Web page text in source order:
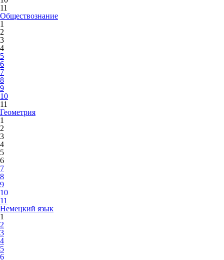
11
Обществознание
1
2
3
4
5
6
7
8
9
10
11
Геометрия
1
2
3
4
5
6
7
8
9
10
11
Немецкий язык
1
2
3
4
5
6